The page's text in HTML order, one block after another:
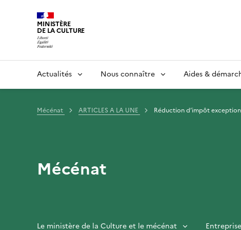
MINISTÈRE
DE LA CULTURE
Actualités Nous connaître Aides &
Mécénat ARTICLES A LA UNE Réduction d’impôt
Mécénat
Le ministère de la Culture et le mécénat